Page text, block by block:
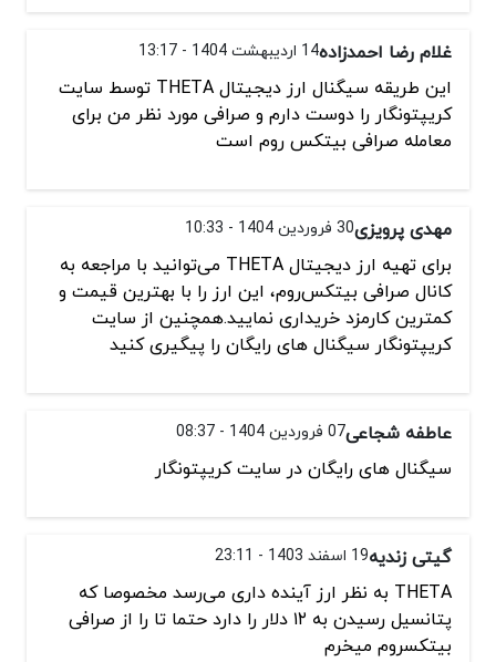
غلام رضا احمدزاده14 اردیبهشت 1404 - 13:17
این طریقه سیگنال ارز دیجیتال THETA توسط سایت
کریپتونگار را دوست دارم و صرافی مورد نظر من برای
معامله صرافی بیتکس روم است
مهدی پرویزی30 فروردین 1404 - 10:33
برای تهیه ارز دیجیتال THETA می‌توانید با مراجعه به
کانال صرافی بیتکس‌روم، این ارز را با بهترین قیمت و
کمترین کارمزد خریداری نمایید.همچنین از سایت
کریپتونگار سیگنال های رایگان را پیگیری کنید
عاطفه شجاعی07 فروردین 1404 - 08:37
سیگنال های رایگان در سایت کریپتونگار
گیتی زنديه19 اسفند 1403 - 23:11
THETA به نظر ارز آینده داری می‌رسد مخصوصا که
پتانسیل رسیدن به ۱۲ دلار را دارد حتما تا را از صرافی
بیتکسروم میخرم